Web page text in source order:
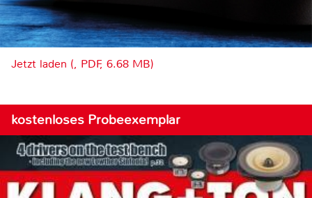
Jetzt laden (, PDF, 6.68 MB)
kostenloses Probeexemplar